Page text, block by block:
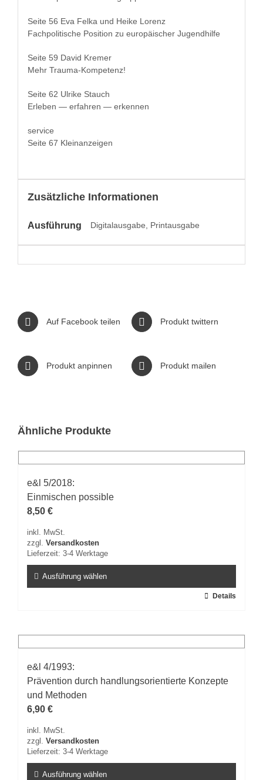
Seite 56 Eva Fel­ka und Heike Lorenz
Fach­poli­tis­che Posi­tion zu europäis­ch­er Jugendhilfe
Seite 59 David Kremer
Mehr Trauma-Kompetenz!
Seite 62 Ulrike Stauch
Erleben — erfahren — erkennen
ser­vice
Seite 67 Kleinanzeigen
Zusätzliche Informationen
Ausführung Digitalausgabe, Printausgabe
Auf Facebook teilen Produkt twittern
Produkt anpinnen Produkt mailen
Ähnliche Produkte
e&l 5/2018:
Einmischen possible
8,50 €
inkl. MwSt.
zzgl. Versandkosten
Lieferzeit: 3-4 Werktage
Ausführung wählen
mehrere
Varianten
Die
Optionen
können
auf
Produktseite
gewählt
werden
Details
e&l 4/1993:
Prävention durch handlungsorientierte Konzepte
und Methoden
6,90 €
inkl. MwSt.
zzgl. Versandkosten
Lieferzeit: 3-4 Werktage
Ausführung wählen